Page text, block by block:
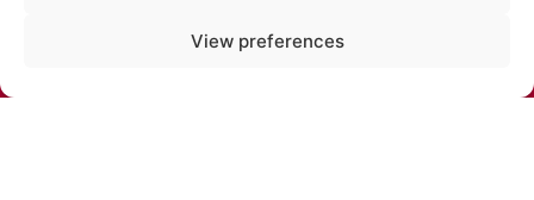
View preferences
ТЕЛЕФОН: